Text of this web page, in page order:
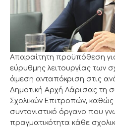
Απαραίτητη προϋπόθεση
εύρυθμης λειτουργίας των
άμεση ανταπόκριση στις
Δημοτική Αρχή Λάρισας τη
Σχολικών Επιτροπών,
συντονιστικό όργανο που
πραγματικότητα κάθε